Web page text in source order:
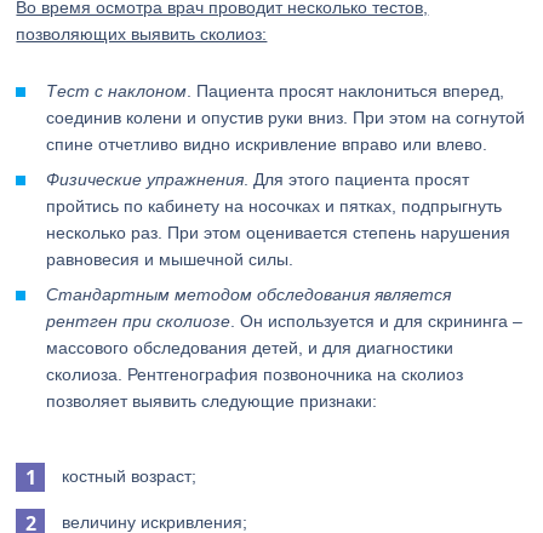
Во время осмотра врач проводит несколько тестов,
позволяющих выявить сколиоз:
Тест с наклоном . Пациента просят наклониться вперед,
соединив колени и опустив руки вниз. При этом на согнутой
спине отчетливо видно искривление вправо или влево.
Физические упражнения . Для этого пациента просят
пройтись по кабинету на носочках и пятках, подпрыгнуть
несколько раз. При этом оценивается степень нарушения
равновесия и мышечной силы.
Стандартным методом обследования является
рентген при сколиозе . Он используется и для скрининга –
массового обследования детей, и для диагностики
сколиоза. Рентгенография позвоночника на сколиоз
позволяет выявить следующие признаки:
костный возраст;
величину искривления;